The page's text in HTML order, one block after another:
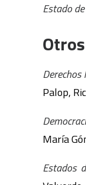
Estado
Palop,
María
Estados